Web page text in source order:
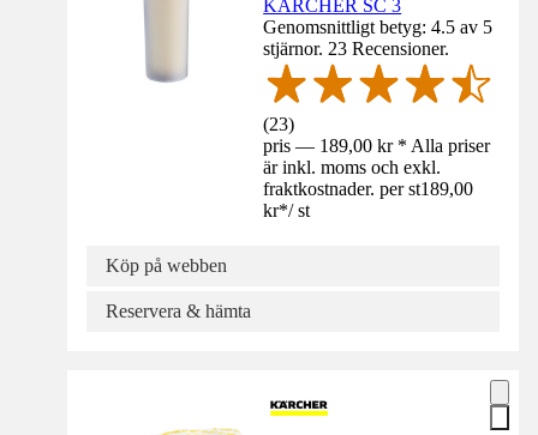
KÄRCHER SC 3
Genomsnittligt betyg: 4.5 av 5
stjärnor. 23 Recensioner.
(23)
pris — 189,00 kr * Alla priser
är inkl. moms och exkl.
fraktkostnader. per st189,00
kr*/ st
Köp på webben
Reservera & hämta